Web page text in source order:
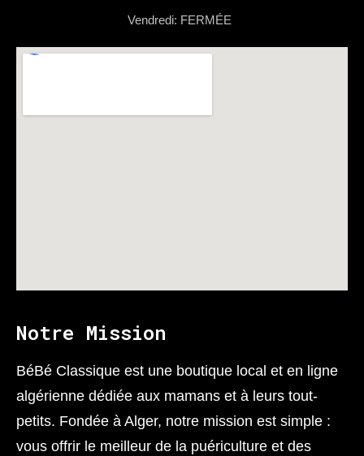
Vendredi: FERMÉE
Notre Mission
BéBé Classique est une boutique local et en ligne
algérienne dédiée aux mamans et à leurs tout-
petits. Fondée à Alger, notre mission est simple :
vous offrir le meilleur de la puériculture et des